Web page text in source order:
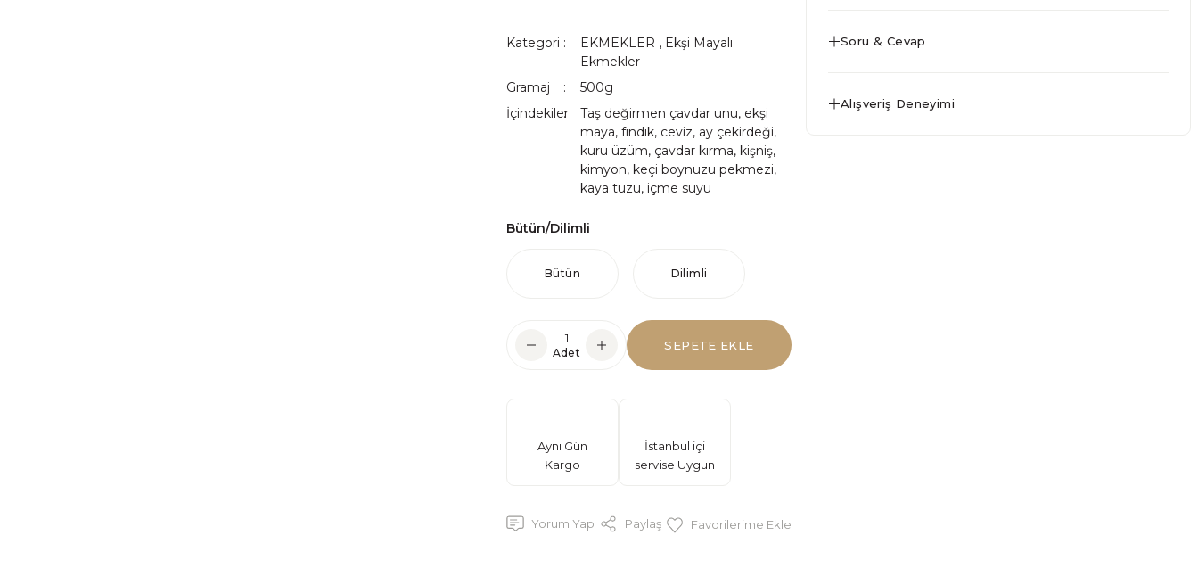
Kategori EKMEKLER , Ekşi Mayalı
Ekmekler
Gramaj
500g
İçindekiler
Taş değirmen çavdar unu, ekşi
maya, fındık, ceviz, ay çekirdeği,
kuru üzüm, çavdar kırma, kişniş,
kimyon, keçi boynuzu pekmezi,
kaya tuzu, içme suyu
Bütün/Dilimli
Bütün Dilimli
Adet
SEPETE EKLE
Aynı Gün
Kargo
İstanbul içi
servise Uygun
Yorum Yap Paylaş
Soru & Cevap
Alışveriş Deneyimi